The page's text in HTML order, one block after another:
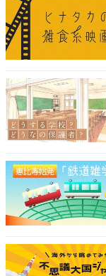
「集中力が続か
やったんだから
ることもありま
ています」
現在は、長男に
「もしあまり頑
てあまり喜べな
ょうか」